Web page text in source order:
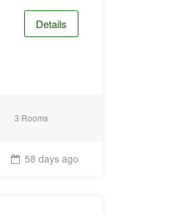
Details
3 Rooms
58 days ago